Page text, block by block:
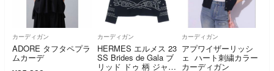
カーディガン
ADORE タフタペプラ
ムカーデ
カーディガン
HERMES エルメス 23
SS Brides de Gala ブ
リッド ドゥ 柄 ジャガ
カーディガン
アプワイザーリッシ
ェ ハート刺繍カラー
カーディガン